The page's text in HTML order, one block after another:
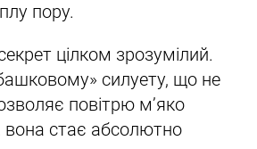
пору.
цілком зрозумілий.
силуету, що не
повітрю м’яко
вона стає абсолютно